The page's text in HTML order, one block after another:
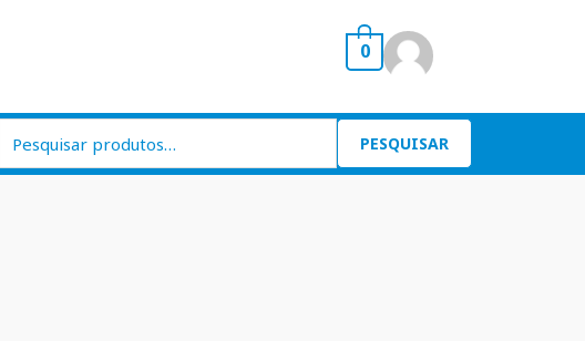
0
PESQUISAR